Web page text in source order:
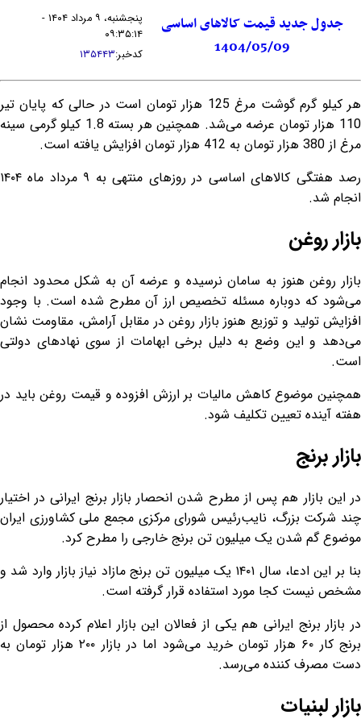
جدول جدید قیمت کالاهای اساسی
1404/05/09
پنجشنبه، ۹ مرداد ۱۴۰۴ -
۰۹:۳۵:۱۴
کدخبر:۱۳۵۴۴۳
هر کیلو گرم گوشت مرغ 125 هزار تومان است در حالی که پایان تیر
110 هزار تومان عرضه می‌شد. همچنین هر بسته 1.8 کیلو گرمی سینه
مرغ از 380 هزار تومان به 412 هزار تومان افزایش یافته است.
رصد هفتگی کالاهای اساسی در روزهای منتهی به ۹ مرداد ماه ۱۴۰۴
انجام شد.
بازار روغن
بازار روغن هنوز به سامان نرسیده و عرضه آن به شکل محدود انجام
می‌شود که دوباره مسئله تخصیص ارز آن مطرح شده است. با وجود
افزایش تولید و توزیع هنوز بازار روغن در مقابل آرامش، مقاومت نشان
می‌دهد و این وضع به دلیل برخی ابهامات از سوی نهادهای دولتی
است.
همچنین موضوع کاهش مالیات بر ارزش افزوده و قیمت روغن باید در
هفته آینده تعیین تکلیف شود.
بازار برنج
در این بازار هم پس از مطرح شدن انحصار بازار برنج ایرانی در اختیار
چند شرکت بزرگ، نایب‌رئیس شورای مرکزی مجمع ملی کشاورزی ایران
موضوع گم شدن یک میلیون تن برنج خارجی را مطرح کرد.
بنا بر این ادعا، سال ۱۴۰۱ یک میلیون تن برنج مازاد نیاز بازار وارد شد و
مشخص نیست کجا مورد استفاده قرار گرفته است.
در بازار برنج ایرانی هم یکی از فعالان این بازار اعلام کرده محصول از
برنج کار ۶۰ هزار تومان خرید می‌شود اما در بازار ۲۰۰ هزار تومان به
دست مصرف کننده می‌رسد.
بازار لبنیات